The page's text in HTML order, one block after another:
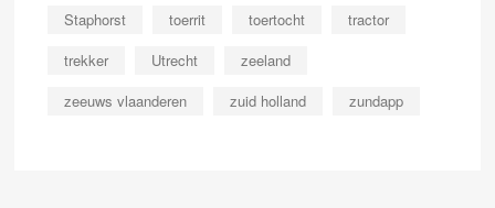
Staphorst
toerrit toertocht
tractor
trekker
Utrecht
zeeland
zeeuws vlaanderen
zuid holland zundapp